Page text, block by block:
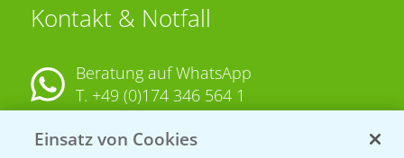
Kontakt & Notfall
Beratung auf WhatsApp
T. +49 (0)174 346 564 1
KONTAKT
Einsatz von Cookies